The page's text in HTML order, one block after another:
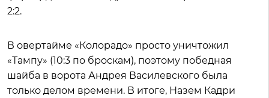
2:2.
В овертайме «Колорадо» просто уничтожил
«Тампу» (10:3 по броскам), поэтому победная
шайба в ворота Андрея Василевского была
только делом времени. В итоге, Назем Кадри